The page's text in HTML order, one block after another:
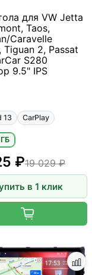
для VW Jetta
Taos,
Caravelle
Tiguan 2, Passat
S280
9.5" IPS
13 CarPlay
19 029 ₽
₽
в 1 клик